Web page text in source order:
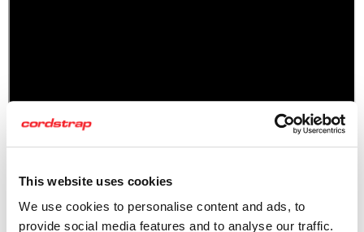
This website uses cookies
We use cookies to personalise content and ads, to
provide social media features and to analyse our traffic.